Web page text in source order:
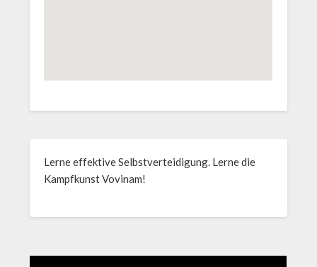
Lerne effektive Selbstverteidigung. Lerne die
Kampfkunst Vovinam!